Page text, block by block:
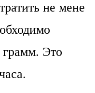
не мене
грамм. Это